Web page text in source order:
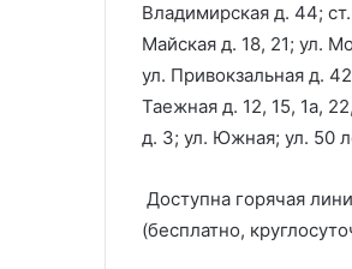
Владимирская д. 44;
Майская д. 18, 21; ул.
ул. Привокзальная д.
Таежная д. 12, 15, 1а,
д. 3; ул. Южная; ул. 50
Доступна горячая
(бесплатно,